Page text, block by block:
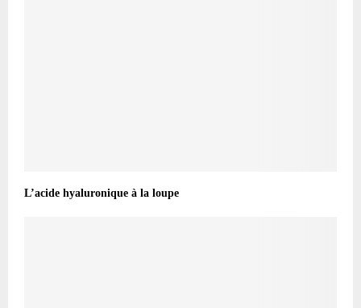
L’acide hyaluronique à la loupe